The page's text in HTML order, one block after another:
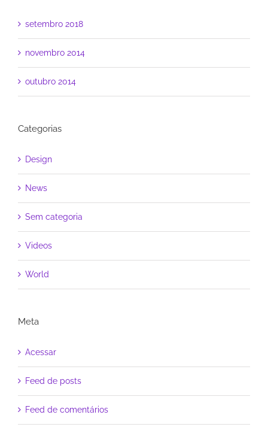
setembro 2018
novembro 2014
outubro 2014
Categorias
Design
News
Sem categoria
Videos
World
Meta
Acessar
Feed de posts
Feed de comentários